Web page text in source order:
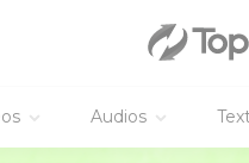
Audios
sommes sans cesse
cru, c’est pourquoi j’ai